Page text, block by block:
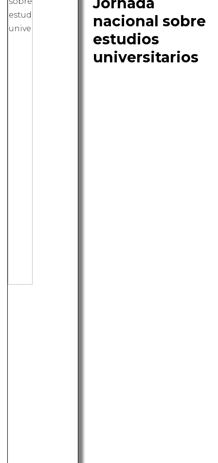
nacional sobre
estudios
universitarios